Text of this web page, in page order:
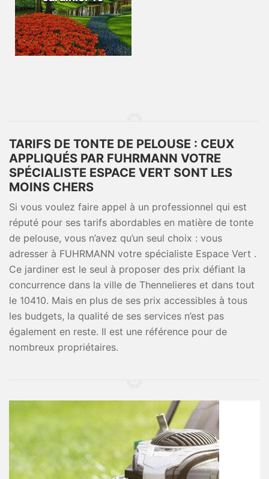
TARIFS DE TONTE DE PELOUSE : CEUX
APPLIQUÉS PAR FUHRMANN VOTRE
SPÉCIALISTE ESPACE VERT SONT LES
MOINS CHERS
Si vous voulez faire appel à un professionnel qui est
réputé pour ses tarifs abordables en matière de tonte
de pelouse, vous n’avez qu’un seul choix : vous
adresser à FUHRMANN votre spécialiste Espace Vert .
Ce jardiner est le seul à proposer des prix défiant la
concurrence dans la ville de Thennelieres et dans tout
le 10410. Mais en plus de ses prix accessibles à tous
les budgets, la qualité de ses services n’est pas
également en reste. Il est une référence pour de
nombreux propriétaires.